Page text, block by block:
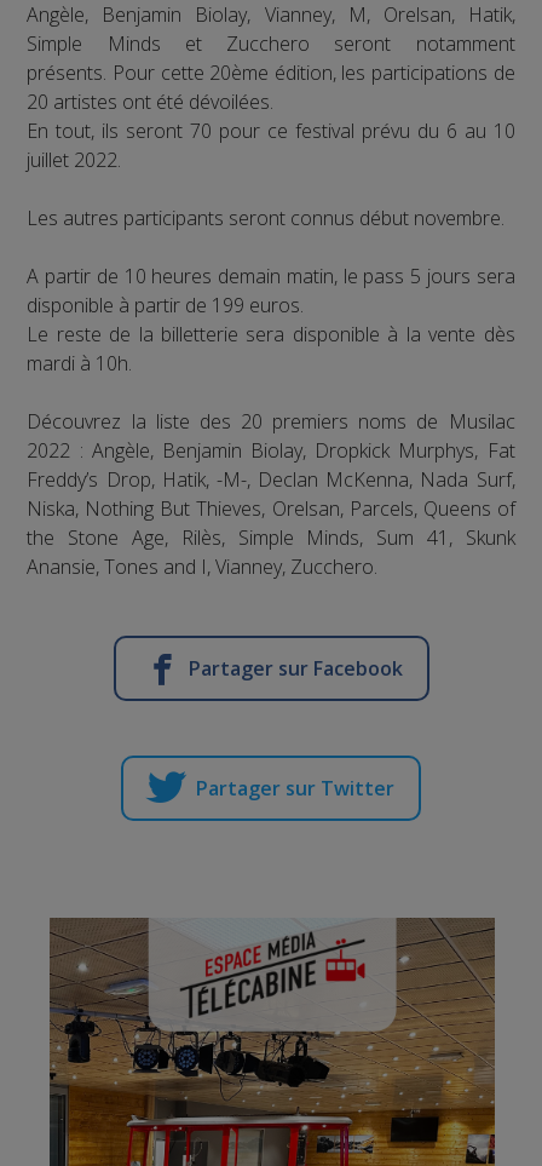
Angèle, Benjamin Biolay, Vianney, M, Orelsan, Hatik,
Simple Minds et Zucchero seront notamment
présents. Pour cette 20ème édition, les participations de
20 artistes ont été dévoilées.
En tout, ils seront 70 pour ce festival prévu du 6 au 10
juillet 2022.
Les autres participants seront connus début novembre.
A partir de 10 heures demain matin, le pass 5 jours sera
disponible à partir de 199 euros.
Le reste de la billetterie sera disponible à la vente dès
mardi à 10h.
Découvrez la liste des 20 premiers noms de Musilac
2022 : Angèle, Benjamin Biolay, Dropkick Murphys, Fat
Freddy’s Drop, Hatik, -M-, Declan McKenna, Nada Surf,
Niska, Nothing But Thieves, Orelsan, Parcels, Queens of
the Stone Age, Rilès, Simple Minds, Sum 41, Skunk
Anansie, Tones and I, Vianney, Zucchero.
Partager sur Facebook
Partager sur Twitter